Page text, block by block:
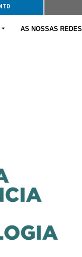
AS NOSSAS REDES